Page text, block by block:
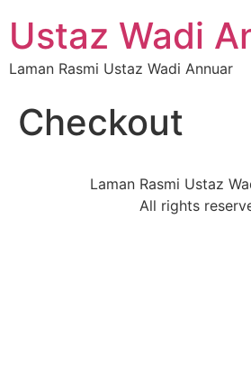
Ustaz Wadi
Laman Rasmi Ustaz Wadi Annuar
Checkout
Laman Rasmi Ustaz
All rights